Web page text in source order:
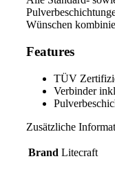
Wünschen
Features
TÜV
Verbinder
Zusätzliche
Brand Litecraft